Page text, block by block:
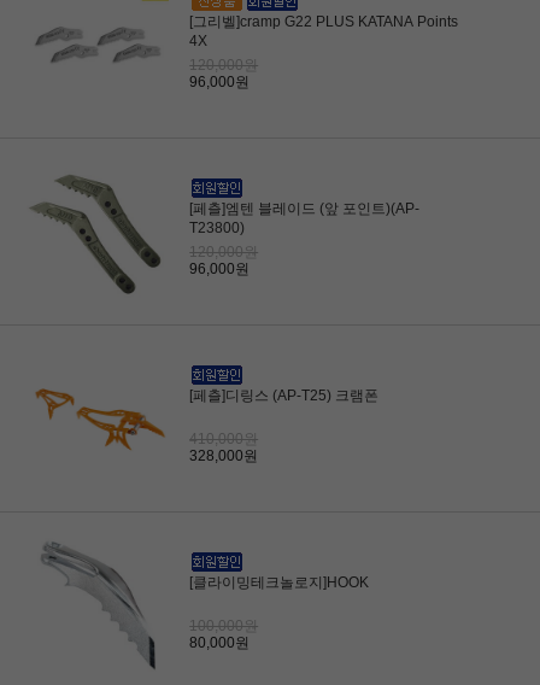
[그리벨]cramp G22 PLUS KATANA Points
4X
120,000원
96,000원
[페츨]엠텐 블레이드 (앞 포인트)(AP-
T23800)
120,000원
96,000원
[페츨]디링스 (AP-T25) 크램폰
410,000원
328,000원
[클라이밍테크놀로지]HOOK
100,000원
80,000원